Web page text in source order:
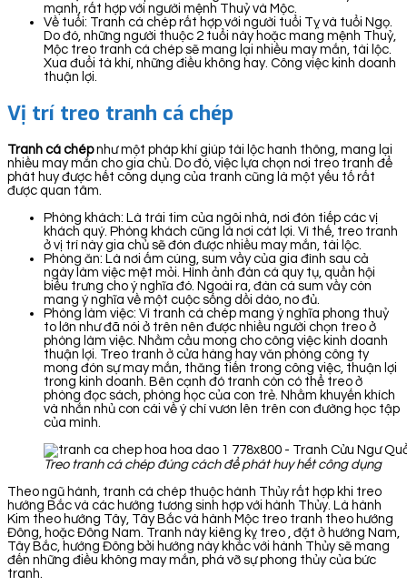
mạnh, rất hợp với người mệnh Thuỷ và Mộc.
Về tuổi: Tranh cá chép rất hợp với người tuổi Tỵ và tuổi Ngọ.
Do đó, những người thuộc 2 tuổi này hoặc mang mệnh Thuỷ,
Mộc treo tranh cá chép sẽ mang lại nhiều may mắn, tài lộc.
Xua đuổi tà khí, những điều không hay. Công việc kinh doanh
thuận lợi.
Vị trí treo tranh cá chép
Tranh cá chépnhư một pháp khí giúp tài lộc hanh thông, mang lại
nhiều may mắn cho gia chủ. Do đó, việc lựa chọn nơi treo tranh để
phát huy được hết công dụng của tranh cũng là một yếu tố rất
được quan tâm.
Phòng khách: Là trái tim của ngôi nhà, nơi đón tiếp các vị
khách quý. Phòng khách cũng là nơi cát lợi. Vì thế, treo tranh
ở vị trí này gia chủ sẽ đón được nhiều may mắn, tài lộc.
Phòng ăn: Là nơi ấm cúng, sum vầy của gia đình sau cả
ngày làm việc mệt mỏi. Hình ảnh đàn cá quy tụ, quần hội
biểu trưng cho ý nghĩa đó. Ngoài ra, đàn cá sum vầy còn
mang ý nghĩa về một cuộc sống dồi dào, no đủ.
Phòng làm việc: Vì tranh cá chép mang ý nghĩa phong thuỷ
to lớn như đã nói ở trên nên được nhiều người chọn treo ở
phòng làm việc. Nhằm cầu mong cho công việc kinh doanh
thuận lợi. Treo tranh ở cửa hàng hay văn phòng công ty
mong đón sự may mắn, thăng tiến trong công việc, thuận lợi
trong kinh doanh. Bên cạnh đó tranh còn có thể treo ở
phòng đọc sách, phòng học của con trẻ. Nhằm khuyến khích
và nhắn nhủ con cái về ý chí vươn lên trên con đường học tập
của mình.
Treo tranh cá chép đúng cách để phát huy hết công dụng
Theo ngũ hành, tranh cá chép thuộc hành Thủy rất hợp khi treo
hướng Bắc và các hướng tương sinh hợp với hành Thủy. Là hành
Kim theo hướng Tây, Tây Bắc và hành Mộc treo tranh theo hướng
Đông, hoặc Đông Nam. Tranh này kiêng kỵ treo , đặt ở hướng Nam,
Tây Bắc, hướng Đông bởi hướng này khắc với hành Thủy sẽ mang
đến những điều không may mắn, phá vỡ sự phong thủy của bức
tranh.